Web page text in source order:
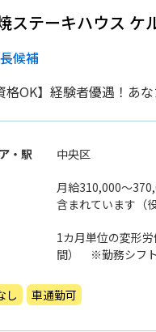
ステーキハウス ケ
候補
格OK】経験者優遇！あ
・駅 中央区
月給310,000〜
含まれています（
す。その場合でも
1カ月単位の変形
間） ※勤務シフ
し 車通勤可